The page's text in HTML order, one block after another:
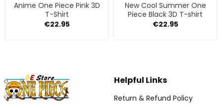
Anime One Piece Pink 3D
T-Shirt
€22.95
New Cool Summer One
Piece Black 3D T-shirt
€22.95
Helpful Links
Return & Refund Policy